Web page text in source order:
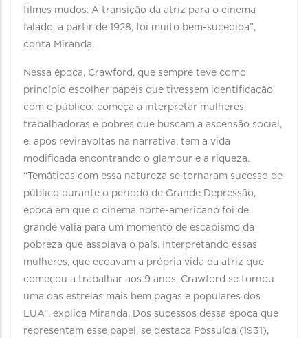
filmes mudos. A transição da atriz para o cinema
falado, a partir de 1928, foi muito bem-sucedida”,
conta Miranda.
Nessa época, Crawford, que sempre teve como
princípio escolher papéis que tivessem identificação
com o público: começa a interpretar mulheres
trabalhadoras e pobres que buscam a ascensão social,
e, após reviravoltas na narrativa, tem a vida
modificada encontrando o glamour e a riqueza.
“Temáticas com essa natureza se tornaram sucesso de
público durante o período de Grande Depressão,
época em que o cinema norte-americano foi de
grande valia para um momento de escapismo da
pobreza que assolava o país. Interpretando essas
mulheres, que ecoavam a própria vida da atriz que
começou a trabalhar aos 9 anos, Crawford se tornou
uma das estrelas mais bem pagas e populares dos
EUA”, explica Miranda. Dos sucessos dessa época que
representam esse papel, se destaca Possuída (1931),